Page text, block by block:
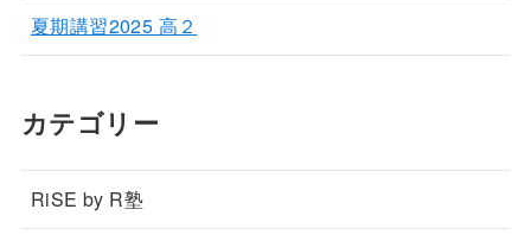
夏期講習2025 高２
カテゴリー
RiSE by R塾